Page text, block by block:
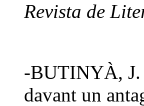
Revista de
-BUTINYÀ, J.
davant un